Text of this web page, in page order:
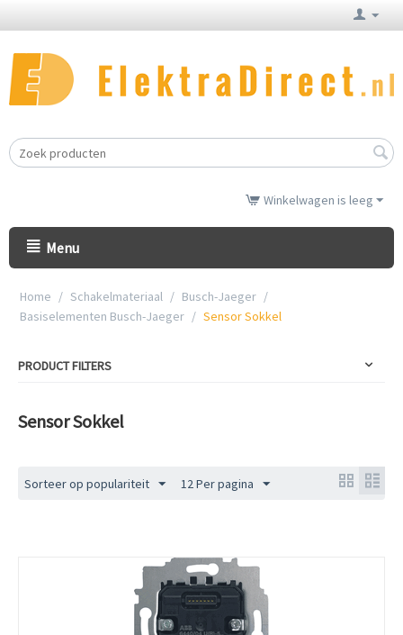
Winkelwagen is leeg
Menu
Home / Schakelmateriaal / Busch-Jaeger /
Basiselementen Busch-Jaeger / Sensor Sokkel
PRODUCT FILTERS
Sensor Sokkel
Sorteer op populariteit 12 Per pagina